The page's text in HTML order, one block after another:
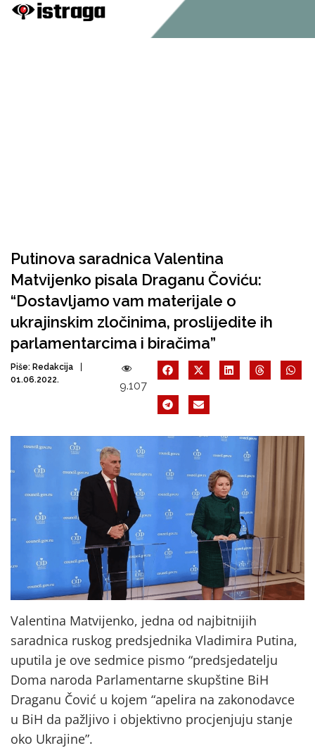
Putinova saradnica Valentina
Matvijenko pisala Draganu Čoviću:
“Dostavljamo vam materijale o
ukrajinskim zločinima, proslijedite ih
parlamentarcima i biračima”
Piše: Redakcija
01.06.2022.
9.107
Valentina Matvijenko, jedna od najbitnijih
saradnica ruskog predsjednika Vladimira Putina,
uputila je ove sedmice pismo “predsjedatelju
Doma naroda Parlamentarne skupštine BiH
Draganu Čović u kojem “apelira na zakonodavce
u BiH da pažljivo i objektivno procjenjuju stanje
oko Ukrajine”.